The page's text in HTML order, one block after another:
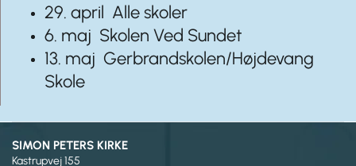
29. april Alle skoler
6. maj Skolen Ved Sundet
13. maj Gerbrandskolen/Højdevang
Skole
SIMON PETERS KIRKE
Kastrupvej 155